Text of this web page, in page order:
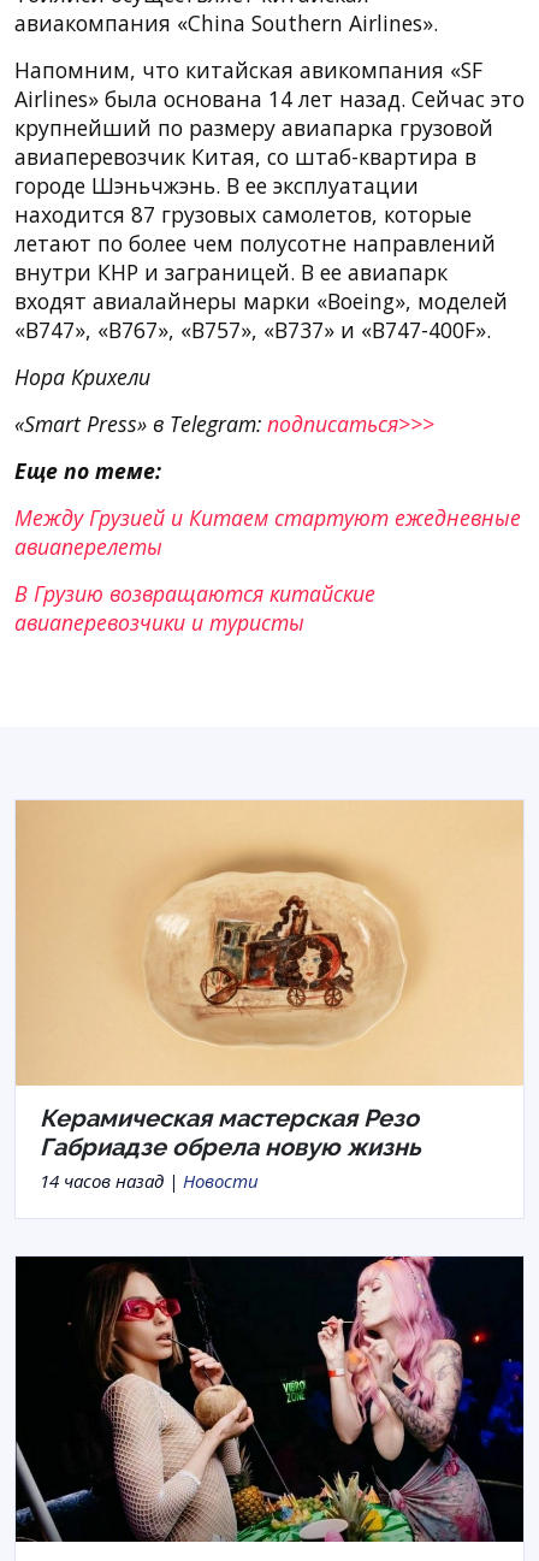
авиакомпания «China Southern Airlines».
Напомним, что китайская авикомпания «SF
Airlines» была основана 14 лет назад. Сейчас это
крупнейший по размеру авиапарка грузовой
авиаперевозчик Китая, со штаб-квартира в
городе Шэньчжэнь. В ее эксплуатации
находится 87 грузовых самолетов, которые
летают по более чем полусотне направлений
внутри КНР и заграницей. В ее авиапарк
входят авиалайнеры марки «Boeing», моделей
«B747», «B767», «B757», «B737» и «B747-400F».
Нора Крихели
«Smart Press» в Telegram: подписаться>>>
Еще по теме:
Между Грузией и Китаем стартуют ежедневные
авиаперелеты
В Грузию возвращаются китайские
авиаперевозчики и туристы
Керамическая мастерская Резо
Габриадзе обрела новую жизнь
14 часов назад | Новости